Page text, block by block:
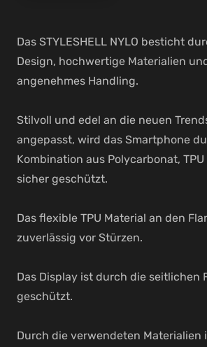
Menge
Das STYLESHELL NYLO besticht
Design, hochwertige Materialien
angenehmes Handling.
Stilvoll und edel an die neuen
angepasst, wird das Smartphone
Kombination aus Polycarbonat, TPU
sicher geschützt.
Das flexible TPU Material an den
zuverlässig vor Stürzen.
Das Display ist durch die seitlichen
geschützt.
Durch die verwendeten Materialien